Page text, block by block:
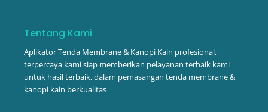
f
Tentang Kami
Aplikator Tenda Membrane & Kanopi Kain profesional,
terpercaya kami siap memberikan pelayanan terbaik kami
untuk hasil terbaik, dalam pemasangan tenda membrane &
kanopi kain berkualitas